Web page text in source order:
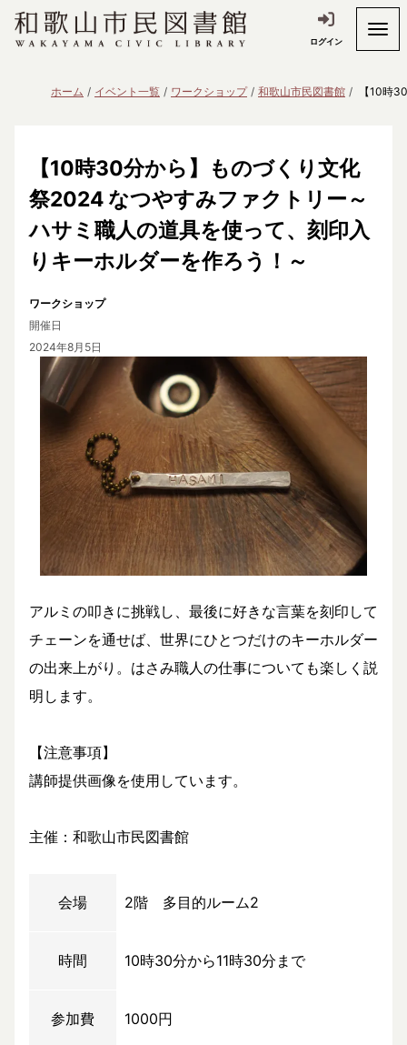
ログイン
ホーム イベント一覧 ワークショップ 和歌山市民図書館 【10時
【10時30分から】ものづくり文化
祭2024 なつやすみファクトリー～
ハサミ職人の道具を使って、刻印入
りキーホルダーを作ろう！～
ワークショップ
開催日
2024年8月5日
アルミの叩きに挑戦し、最後に好きな言葉を刻印して
チェーンを通せば、世界にひとつだけのキーホルダー
の出来上がり。はさみ職人の仕事についても楽しく説
明します。
【注意事項】
講師提供画像を使用しています。
主催：和歌山市民図書館
会場 2階 多目的ルーム2
時間 10時30分から11時30分まで
参加費 1000円